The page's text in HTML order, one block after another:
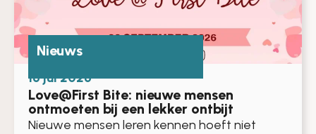
Nieuws
16 jul 2026
Love@First Bite: nieuwe mensen
ontmoeten bij een lekker ontbijt
Nieuwe mensen leren kennen hoeft niet